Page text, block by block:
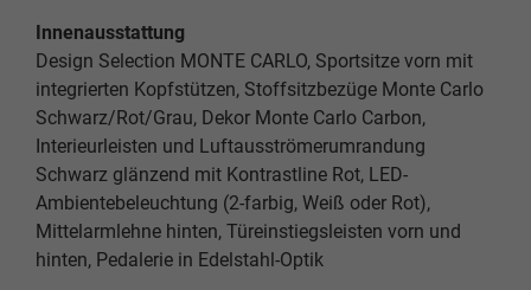
Innenausstattung
Design Selection MONTE CARLO, Sportsitze vorn mit
integrierten Kopfstützen, Stoffsitzbezüge Monte Carlo
Schwarz/Rot/Grau, Dekor Monte Carlo Carbon,
Interieurleisten und Luftausströmerumrandung
Schwarz glänzend mit Kontrastline Rot, LED-
Ambientebeleuchtung (2-farbig, Weiß oder Rot),
Mittelarmlehne hinten, Türeinstiegsleisten vorn und
hinten, Pedalerie in Edelstahl-Optik